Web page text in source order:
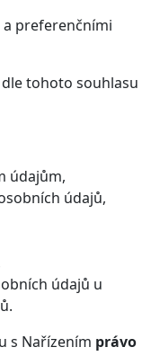
preferenčními
tohoto souhlasu
údajům,
údajů,
údajů u
s Nařízením právo